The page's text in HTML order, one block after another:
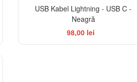
USB Kabel Lightning - USB C -
Neagră
98,00 lei